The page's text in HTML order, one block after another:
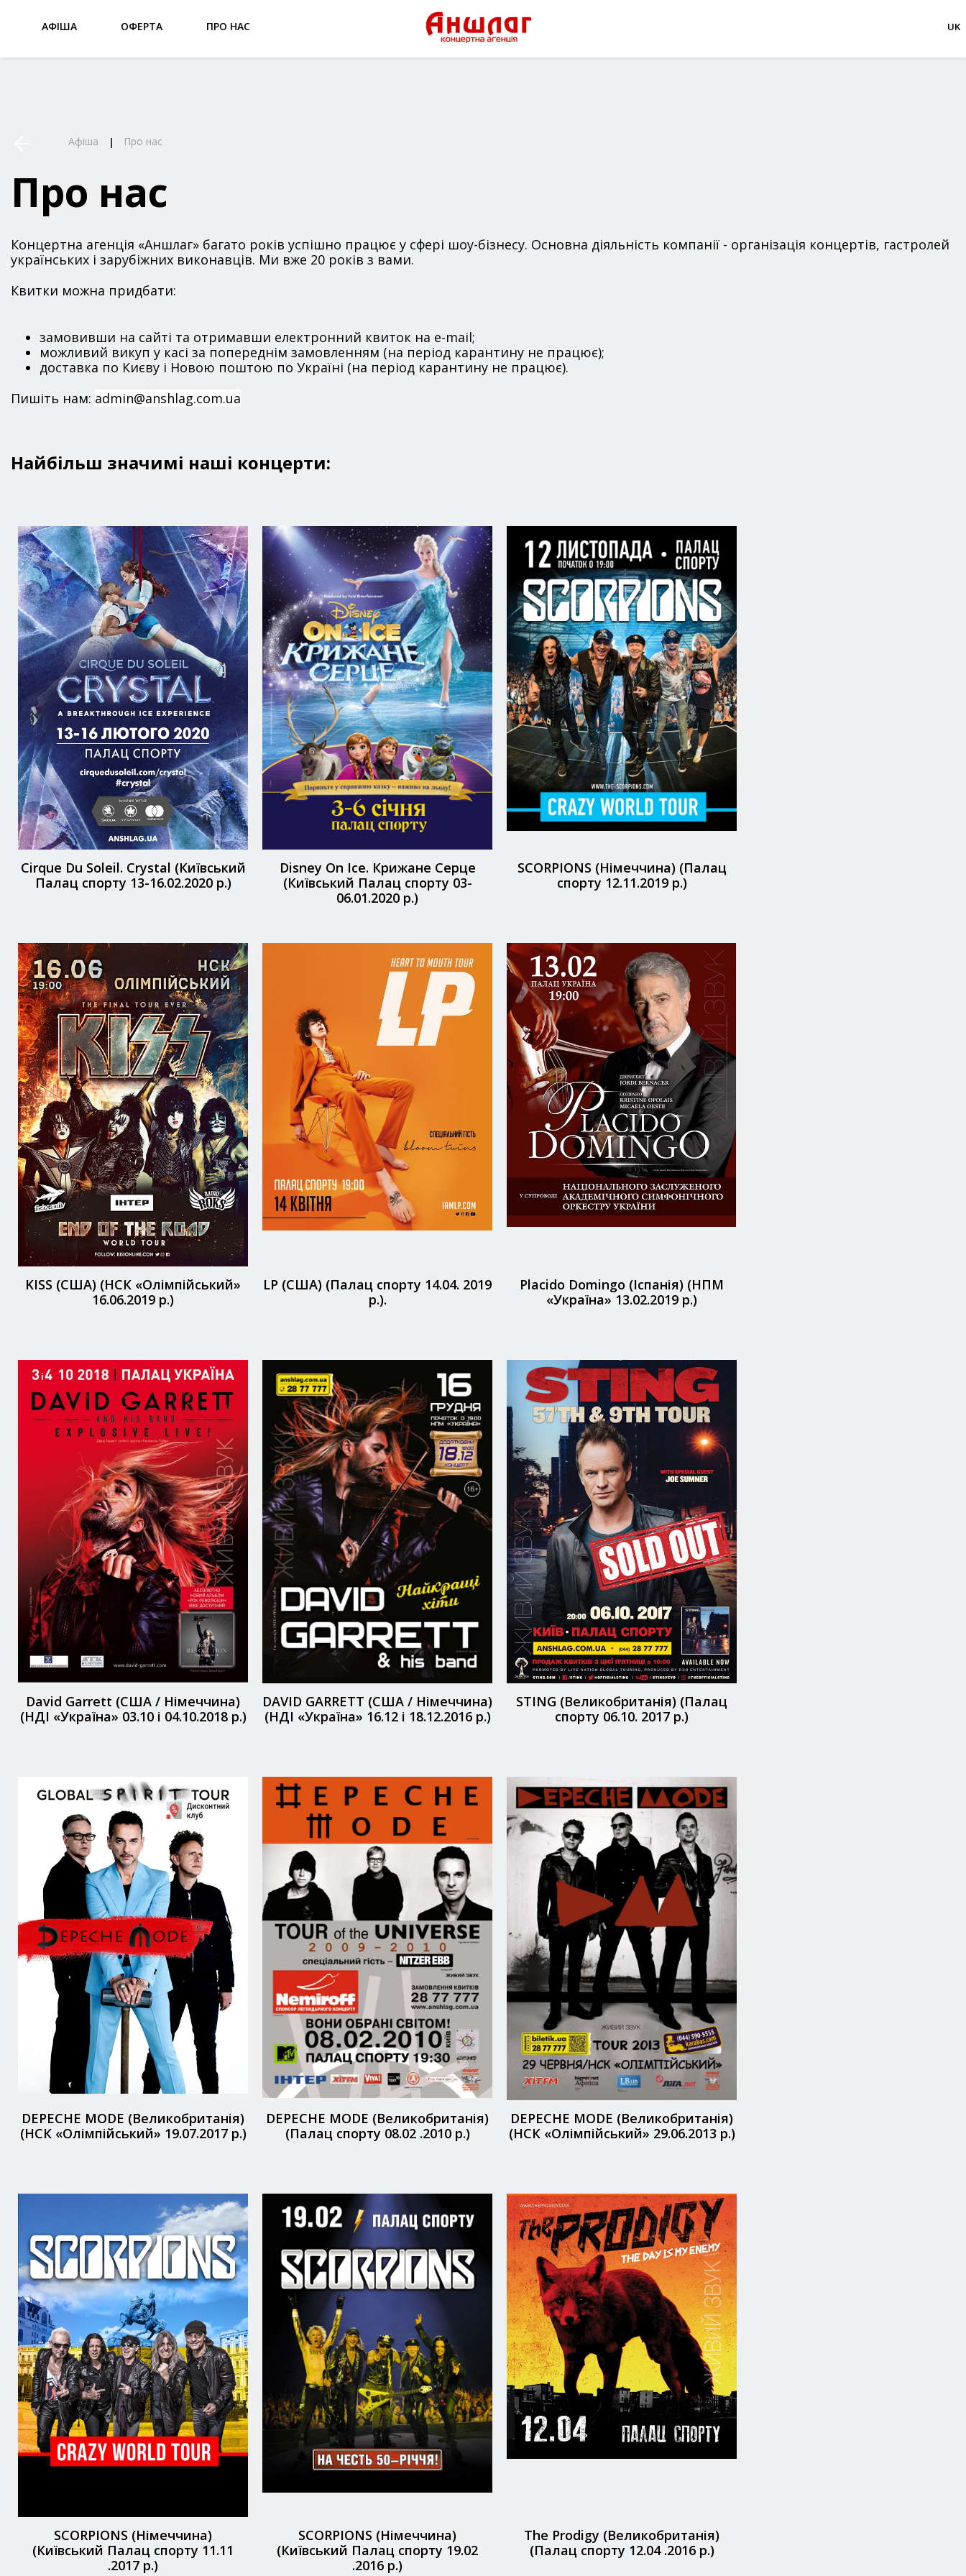
АФІША ОФЕРТА ПРО НАС UK
Афіша Про нас
Про нас
Концертна агенція «Аншлаг» багато років успішно працює у сфері шоу-бізнесу. Основна діяльність компанії - організація концертів, гастролей
українських і зарубіжних виконавців. Ми вже 20 років з вами.
Квитки можна придбати:
замовивши на сайті та отримавши електронний квиток на e-mail;
можливий викуп у касі за попереднім замовленням (на період карантину не працює);
доставка по Києву і Новою поштою по Україні (на період карантину не працює).
Пишіть нам: admin@anshlag.com.ua
Найбільш значимі наші концерти:
Cirque Du Soleil. Crystal (Київський
Палац спорту 13-16.02.2020 р.)
Disney On Ice. Крижане Серце
(Київський Палац спорту 03-
06.01.2020 р.)
SCORPIONS (Німеччина) (Палац
спорту 12.11.2019 р.)
KISS (США) (НСК «Олімпійський»
16.06.2019 р.)
LP (США) (Палац спорту 14.04. 2019
р.).
Placido Domingo (Іспанія) (НПМ
«Україна» 13.02.2019 р.)
David Garrett (США / Німеччина)
(НДІ «Україна» 03.10 і 04.10.2018 р.)
DAVID GARRETT (США / Німеччина)
(НДІ «Україна» 16.12 і 18.12.2016 р.)
STING (Великобританія) (Палац
спорту 06.10. 2017 р.)
DEPECHE MODE (Великобританія)
(НСК «Олімпійський» 19.07.2017 р.)
DEPECHE MODE (Великобританія)
(Палац спорту 08.02 .2010 р.)
DEPECHE MODE (Великобританія)
(НСК «Олімпійський» 29.06.2013 р.)
SCORPIONS (Німеччина)
(Київський Палац спорту 11.11
.2017 р.)
SCORPIONS (Німеччина)
(Київський Палац спорту 19.02
.2016 р.)
The Prodigy (Великобританія)
(Палац спорту 12.04 .2016 р.)